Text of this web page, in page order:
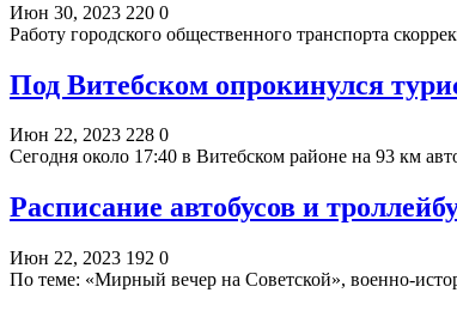
Июн 30, 2023 220 0
Работу городского общественного транспорта
Под Витебском опрокинулся
Июн 22, 2023 228 0
Сегодня около 17:40 в Витебском районе на 93 км
Расписание автобусов и
Июн 22, 2023 192 0
По теме: «Мирный вечер на Советской», военно-